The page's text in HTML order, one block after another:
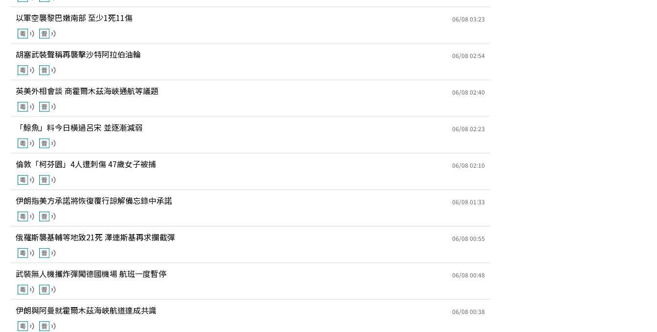
以軍空襲黎巴嫩南部 至少1死11傷 06/08 03:23
胡塞武裝聲稱再襲擊沙特阿拉伯油輪 06/08 02:54
英美外相會談 商霍爾木茲海峽通航等議題 06/08 02:40
「鯨魚」料今日橫過呂宋 並逐漸減弱 06/08 02:23
倫敦「柯芬園」4人遭刺傷 47歲女子被捕 06/08 02:10
伊朗指美方承諾將恢復覆行諒解備忘錄中承諾 06/08 01:33
俄羅斯襲基輔等地致21死 澤連斯基再求攔截彈 06/08 00:55
武裝無人機攜炸彈闖德國機場 航班一度暫停 06/08 00:48
伊朗與阿曼就霍爾木茲海峽航道達成共識 06/08 00:38